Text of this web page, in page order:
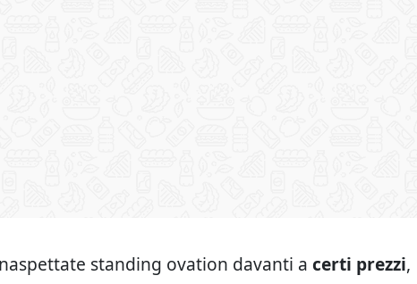
standing ovation davanti a certi prezzi,